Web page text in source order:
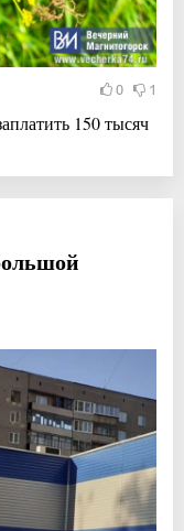
0 1
150 тысяч